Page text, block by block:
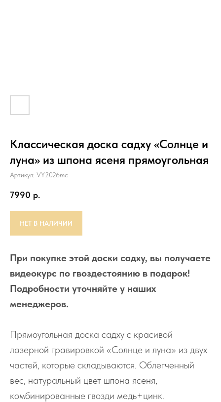
Классическая доска садху «Солнце и
луна» из шпона ясеня прямоугольная
Артикул: VY2026mc
7990 р.
НЕТ В НАЛИЧИИ
При покупке этой доски садху, вы получаете
видеокурс по гвоздестоянию в подарок!
Подробности уточняйте у наших
менеджеров.
Прямоугольная доска садху с красивой
лазерной гравировкой «Солнце и луна» из двух
частей, которые складываются. Облегченный
вес, натуральный цвет шпона ясеня,
комбинированные гвозди медь+цинк.